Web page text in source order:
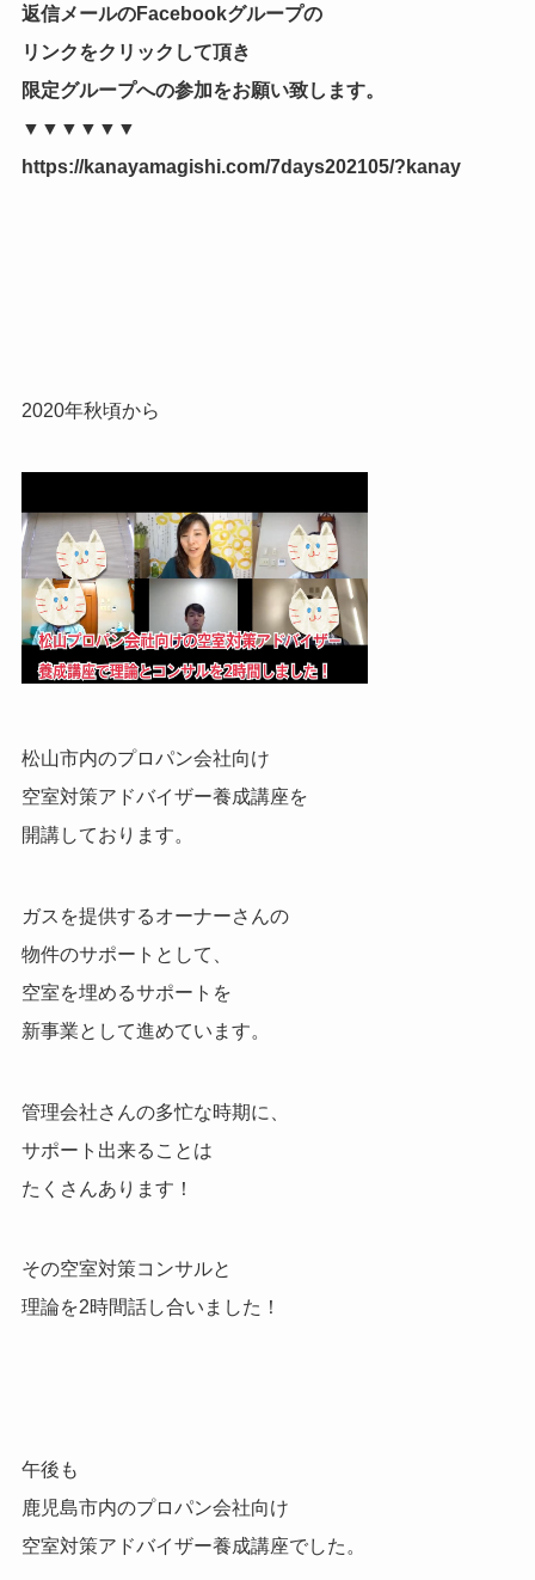
返信メールのFacebookグループの
リンクをクリックして頂き
限定グループへの参加をお願い致します。
▼▼▼▼▼▼
https://kanayamagishi.com/7days202105/?kanay
2020年秋頃から
松山市内のプロパン会社向け
空室対策アドバイザー養成講座を
開講しております。
ガスを提供するオーナーさんの
物件のサポートとして、
空室を埋めるサポートを
新事業として進めています。
管理会社さんの多忙な時期に、
サポート出来ることは
たくさんあります！
その空室対策コンサルと
理論を2時間話し合いました！
午後も
鹿児島市内のプロパン会社向け
空室対策アドバイザー養成講座でした。